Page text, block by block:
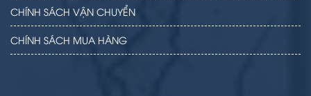
CHÍNH SÁCH VẬN CHUYỂN
CHÍNH SÁCH MUA HÀNG